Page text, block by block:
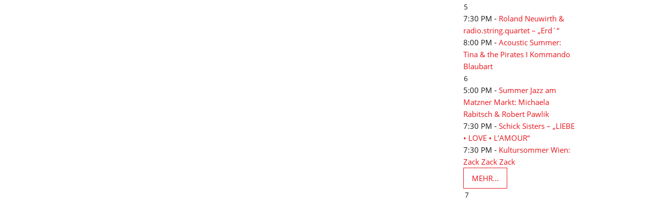
5
7:30 PM - Roland Neuwirth &
radio.string.quartet – „Erd´“
8:00 PM - Acoustic Summer:
Tina & the Pirates I Kommando
Blaubart
6
5:00 PM - Summer Jazz am
Matzner Markt: Michaela
Rabitsch & Robert Pawlik
7:30 PM - Schick Sisters – „LIEBE
• LOVE • L’AMOUR“
7:30 PM - Kultursommer Wien:
Zack Zack Zack
MEHR...
7